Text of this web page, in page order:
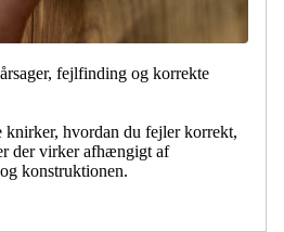
fejlfinding og korrekte
hvordan du fejler korrekt,
der virker afhængigt af
konstruktionen.